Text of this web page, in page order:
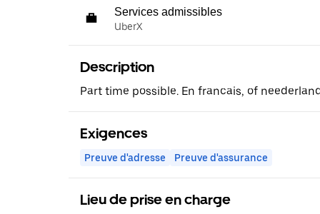
Services admissibles
UberX
Description
Part time possible. En francais, of
Exigences
Preuve d'adresse Preuve d'assurance
Lieu de prise en charge